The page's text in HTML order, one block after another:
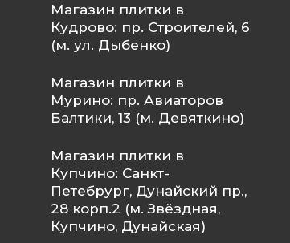
Магазин плитки в
Кудрово: пр. Строителей, 6
(м. ул. Дыбенко)
Магазин плитки в
Мурино: пр. Авиаторов
Балтики, 13 (м. Девяткино)
Магазин плитки в
Купчино: Санкт-
Петебрург, Дунайский пр.,
28 корп.2 (м. Звёздная,
Купчино, Дунайская)